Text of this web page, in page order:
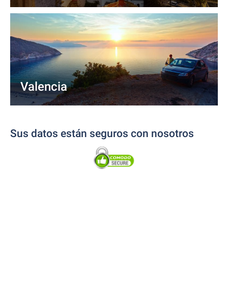
Valencia
Sus datos están seguros con nosotros